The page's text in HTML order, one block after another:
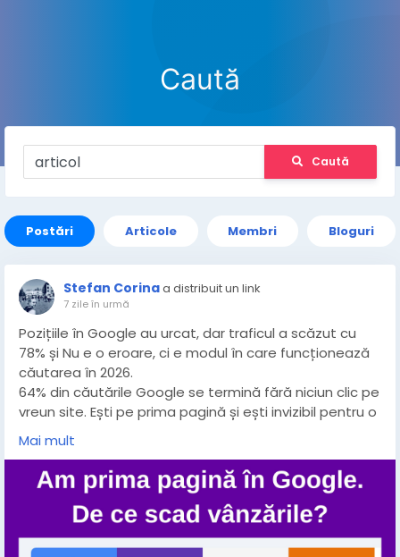
Caută
Caută
Postări Articole Membri Bloguri
Stefan Corinaa distribuit un link
7 zile în urmă
Pozițiile în Google au urcat, dar traficul a scăzut cu
78% și Nu e o eroare, ci e modul în care funcționează
căutarea în 2026.
64% din căutările Google se termină fără niciun clic pe
vreun site. Ești pe prima pagină și ești invizibil pentru o
parte din oamenii care caută exact ce oferi tu.
Am scris un articol pe tema asta. E pe scurt mai jos,
dar îl găsești și aici:https://ixpr.ro/prima-pagina-
google-vanzari-scad/
Mai mult